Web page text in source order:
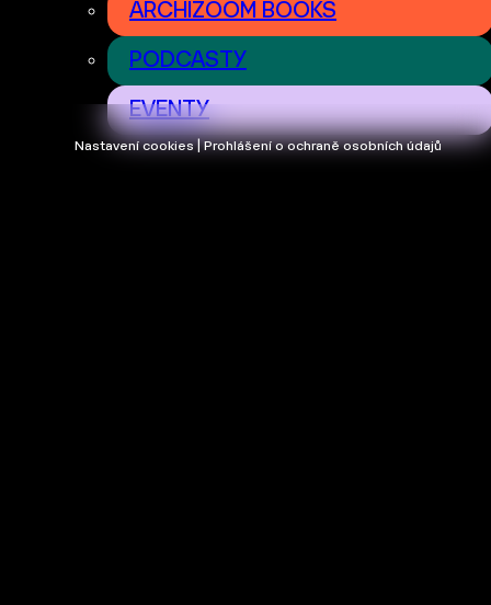
Nastavení cookies | Prohlášení o ochraně osobních údajů
ARCHIZOOM BOOKS
PODCASTY
EVENTY